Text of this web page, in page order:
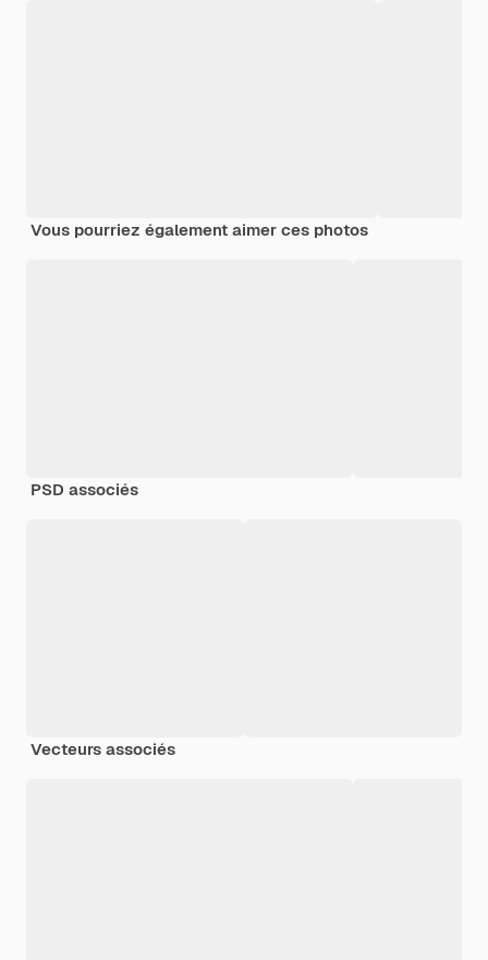
Vous pourriez également aimer ces photos
PSD associés
Vecteurs associés